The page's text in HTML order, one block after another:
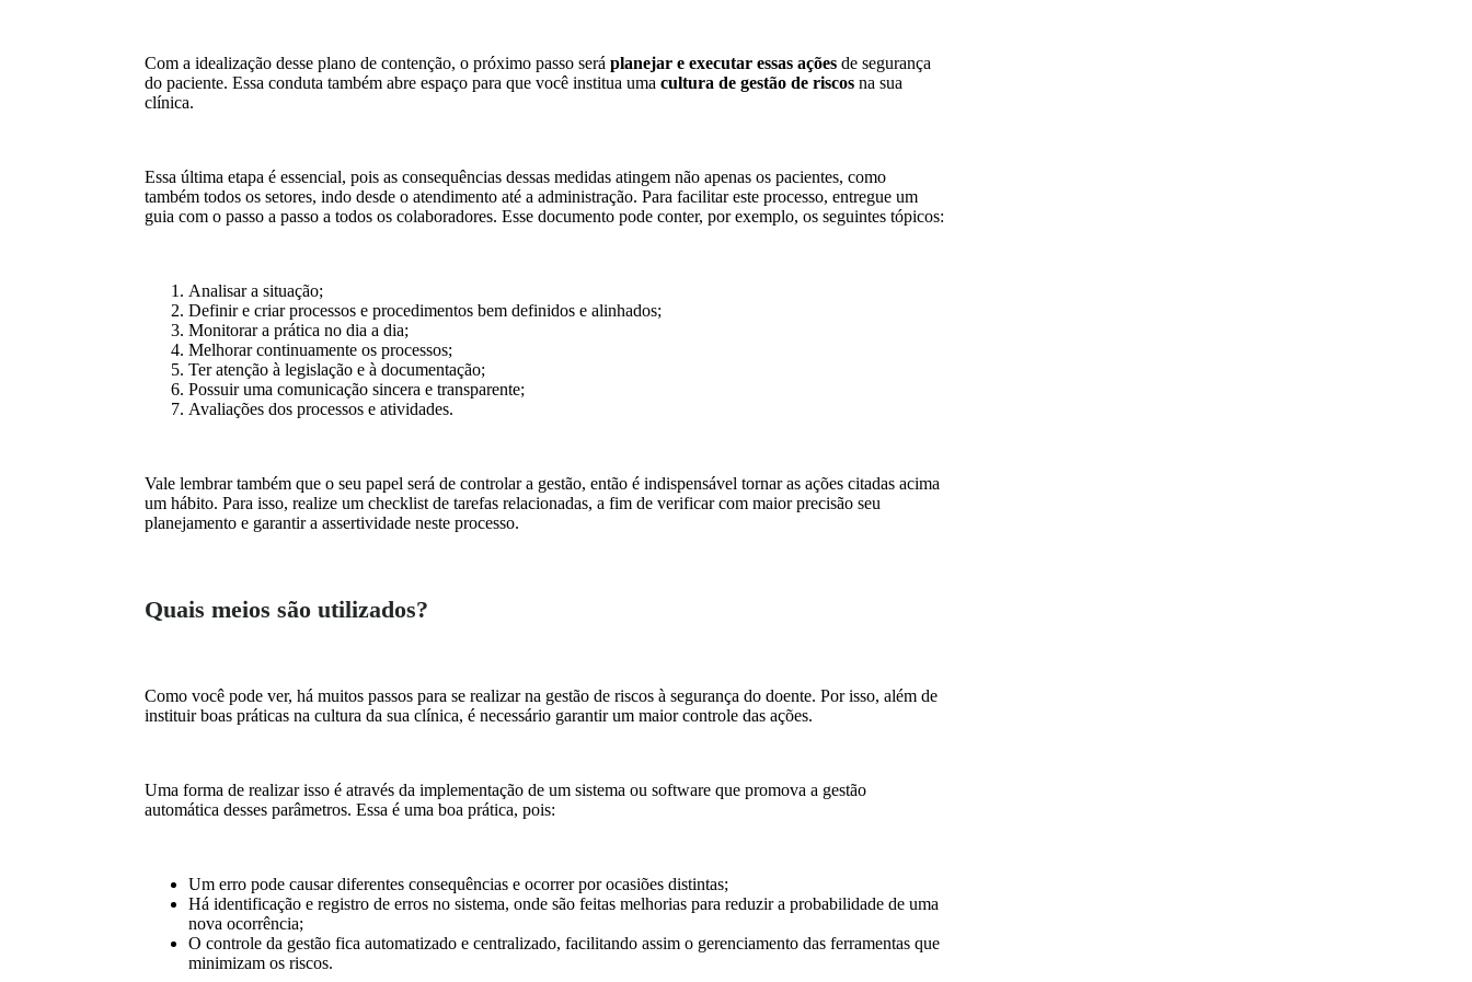
Com a idealização desse plano de contenção, o próximo passo será planejar e executar essas ações de segurança
do paciente. Essa conduta também abre espaço para que você institua uma cultura de gestão de riscos na sua
clínica.
Essa última etapa é essencial, pois as consequências dessas medidas atingem não apenas os pacientes, como
também todos os setores, indo desde o atendimento até a administração. Para facilitar este processo, entregue um
guia com o passo a passo a todos os colaboradores. Esse documento pode conter, por exemplo, os seguintes tópicos:
Analisar a situação;
Definir e criar processos e procedimentos bem definidos e alinhados;
Monitorar a prática no dia a dia;
Melhorar continuamente os processos;
Ter atenção à legislação e à documentação;
Possuir uma comunicação sincera e transparente;
Avaliações dos processos e atividades.
Vale lembrar também que o seu papel será de controlar a gestão, então é indispensável tornar as ações citadas acima
um hábito. Para isso, realize um checklist de tarefas relacionadas, a fim de verificar com maior precisão seu
planejamento e garantir a assertividade neste processo.
Quais meios são utilizados?
Como você pode ver, há muitos passos para se realizar na gestão de riscos à segurança do doente. Por isso, além de
instituir boas práticas na cultura da sua clínica, é necessário garantir um maior controle das ações.
Uma forma de realizar isso é através da implementação de um sistema ou software que promova a gestão
automática desses parâmetros. Essa é uma boa prática, pois:
Um erro pode causar diferentes consequências e ocorrer por ocasiões distintas;
Há identificação e registro de erros no sistema, onde são feitas melhorias para reduzir a probabilidade de uma
nova ocorrência;
O controle da gestão fica automatizado e centralizado, facilitando assim o gerenciamento das ferramentas que
minimizam os riscos.